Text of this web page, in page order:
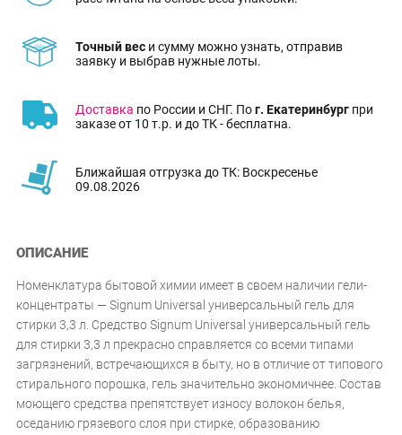
Точный вес и сумму можно узнать, отправив
заявку и выбрав нужные лоты.
Доставка по России и СНГ. Пог. Екатеринбург при
заказе от 10 т.р. и до ТК - бесплатна.
Ближайшая отгрузка до ТК: Воскресенье
09.08.2026
ОПИСАНИЕ
Номенклатура бытовой химии имеет в своем наличии гели-
концентраты — Signum Universal универсальный гель для
стирки 3,3 л. Средство Signum Universal универсальный гель
для стирки 3,3 л прекрасно справляется со всеми типами
загрязнений, встречающихся в быту, но в отличие от типового
стирального порошка, гель значительно экономичнее. Состав
моющего средства препятствует износу волокон белья,
оседанию грязевого слоя при стирке, образованию